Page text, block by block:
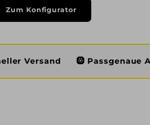
Zum Konfigurator
🛞 Passgenaue Auswahl